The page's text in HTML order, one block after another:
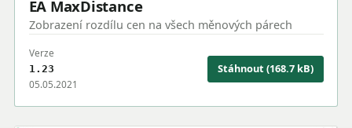
EA MaxDistance
Zobrazení rozdílu cen na všech měnových párech
Verze
1.23
05.05.2021
Stáhnout (168.7 kB)